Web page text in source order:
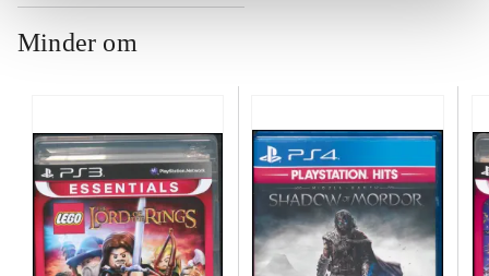
Minder om